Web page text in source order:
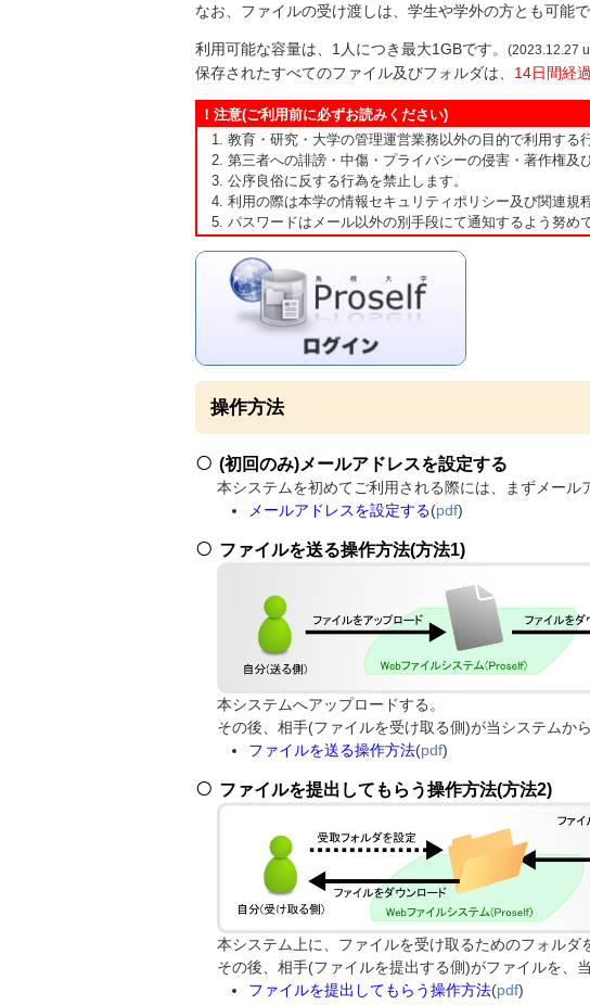
なお、ファイルの受け渡しは、学生や学外の方とも可能で
利用可能な容量は、1人につき最大1GBです。 (2023.12.27
保存されたすべてのファイル及びフォルダは、 14日間経
！注意(ご利用前に必ずお読みください)
教育・研究・大学の管理運営業務以外の目的で利用する
第三者への誹謗・中傷・プライバシーの侵害・著作権
公序良俗に反する行為を禁止します。
利用の際は本学の情報セキュリティポリシー及び関連規
パスワードはメール以外の別手段にて通知するよう努め
操作方法
(初回のみ)メールアドレスを設定する
本システムを初めてご利用される際には、まずメール
メールアドレスを設定する(pdf)
ファイルを送る操作方法(方法1)
本システムへアップロードする。
その後、相手(ファイルを受け取る側)が当システムか
ファイルを送る操作方法(pdf)
ファイルを提出してもらう操作方法(方法2)
本システム上に、ファイルを受け取るためのフォルダ
その後、相手(ファイルを提出する側)がファイルを、
ファイルを提出してもらう操作方法(pdf)